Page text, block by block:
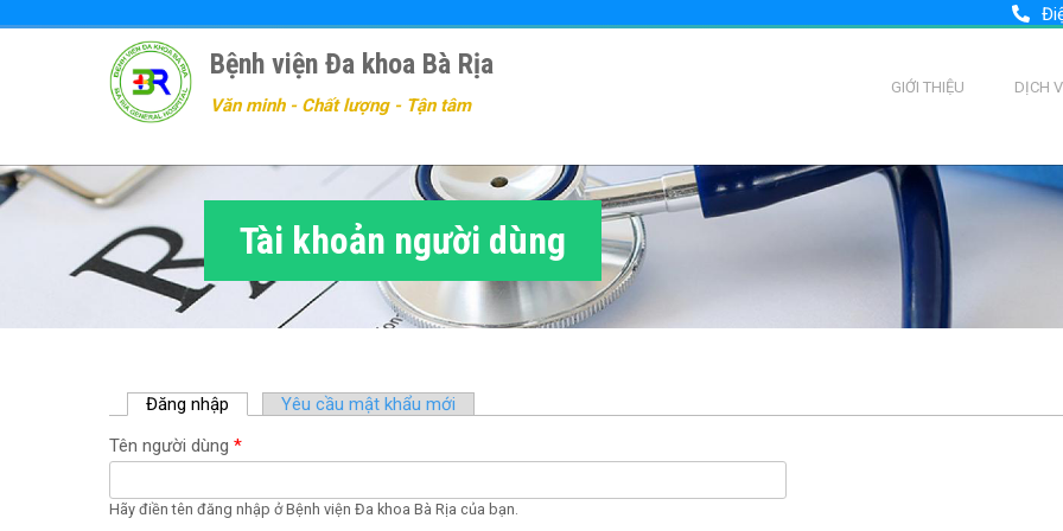
đến
Bệnh viện Đa khoa Bà Rịa
Văn minh - Chất lượng - Tận tâm
GIỚI THIỆU DỊCH
Tài khoản người dùng
Đăng nhập
a
b
o
Yêu cầu mật khẩu mới
Tên người dùng *
Hãy điền tên đăng nhập ở Bệnh viện Đa khoa Bà Rịa của bạn.